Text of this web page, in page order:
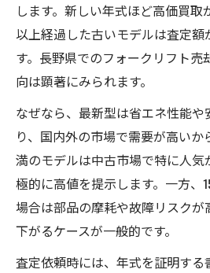
します。新しい年式ほど高価買取
以上経過した古いモデルは査定額
す。長野県でのフォークリフト売
向は顕著にみられます。
なぜなら、最新型は省エネ性能
り、国内外の市場で需要が高いか
満のモデルは中古市場で特に人気
極的に高値を提示します。一方、
場合は部品の摩耗や故障リスクが
下がるケースが一般的です。
査定依頼時には、年式を証明す